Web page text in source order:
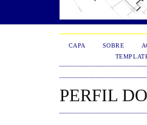
CAPA SOBRE
PERFIL